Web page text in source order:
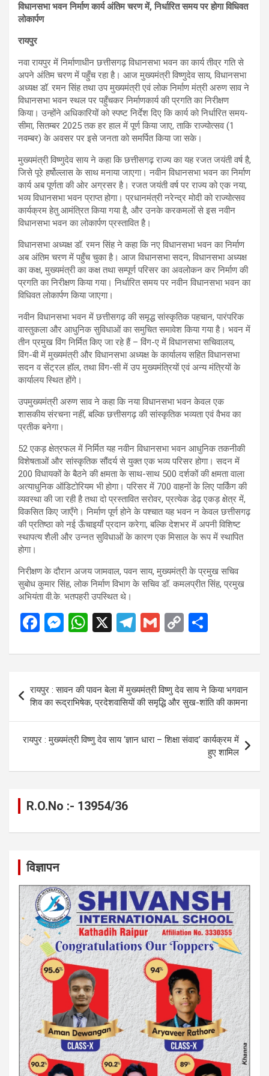
विधानसभा भवन निर्माण कार्य अंतिम चरण में, निर्धारित समय पर होगा विधिवत
लोकार्पण
रायपुर
नवा रायपुर में निर्माणाधीन छत्तीसगढ़ विधानसभा भवन का कार्य तीव्र गति से
अपने अंतिम चरण में पहुँच रहा है। आज मुख्यमंत्री विष्णुदेव साय, विधानसभा
अध्यक्ष डॉ. रमन सिंह तथा उप मुख्यमंत्री एवं लोक निर्माण मंत्री अरुण साव ने
विधानसभा भवन स्थल पर पहुँचकर निर्माणकार्य की प्रगति का निरीक्षण
किया। उन्होंने अधिकारियों को स्पष्ट निर्देश दिए कि कार्य को निर्धारित समय-
सीमा, सितम्बर 2025 तक हर हाल में पूर्ण किया जाए, ताकि राज्योत्सव (1
नवम्बर) के अवसर पर इसे जनता को समर्पित किया जा सके।
मुख्यमंत्री विष्णुदेव साय ने कहा कि छत्तीसगढ़ राज्य का यह रजत जयंती वर्ष है,
जिसे पूरे हर्षोल्लास के साथ मनाया जाएगा। नवीन विधानसभा भवन का निर्माण
कार्य अब पूर्णता की ओर अग्रसर है। रजत जयंती वर्ष पर राज्य को एक नया,
भव्य विधानसभा भवन प्राप्त होगा। प्रधानमंत्री नरेन्द्र मोदी को राज्योत्सव
कार्यक्रम हेतु आमंत्रित किया गया है, और उनके करकमलों से इस नवीन
विधानसभा भवन का लोकार्पण प्रस्तावित है।
विधानसभा अध्यक्ष डॉ. रमन सिंह ने कहा कि नए विधानसभा भवन का निर्माण
अब अंतिम चरण में पहुँच चुका है। आज विधानसभा सदन, विधानसभा अध्यक्ष
का कक्ष, मुख्यमंत्री का कक्ष तथा सम्पूर्ण परिसर का अवलोकन कर निर्माण की
प्रगति का निरीक्षण किया गया। निर्धारित समय पर नवीन विधानसभा भवन का
विधिवत लोकार्पण किया जाएगा।
नवीन विधानसभा भवन में छत्तीसगढ़ की समृद्ध सांस्कृतिक पहचान, पारंपरिक
वास्तुकला और आधुनिक सुविधाओं का समुचित समावेश किया गया है। भवन में
तीन प्रमुख विंग निर्मित किए जा रहे हैं – विंग-ए में विधानसभा सचिवालय,
विंग-बी में मुख्यमंत्री और विधानसभा अध्यक्ष के कार्यालय सहित विधानसभा
सदन व सेंट्रल हॉल, तथा विंग-सी में उप मुख्यमंत्रियों एवं अन्य मंत्रियों के
कार्यालय स्थित होंगे।
उपमुख्यमंत्री अरुण साव ने कहा कि नया विधानसभा भवन केवल एक
शासकीय संरचना नहीं, बल्कि छत्तीसगढ़ की सांस्कृतिक भव्यता एवं वैभव का
प्रतीक बनेगा।
52 एकड़ क्षेत्रफल में निर्मित यह नवीन विधानसभा भवन आधुनिक तकनीकी
विशेषताओं और सांस्कृतिक सौंदर्य से युक्त एक भव्य परिसर होगा। सदन में
200 विधायकों के बैठने की क्षमता के साथ-साथ 500 दर्शकों की क्षमता वाला
अत्याधुनिक ऑडिटोरियम भी होगा। परिसर में 700 वाहनों के लिए पार्किंग की
व्यवस्था की जा रही है तथा दो प्रस्तावित सरोवर, प्रत्येक डेढ़ एकड़ क्षेत्र में,
विकसित किए जाएँगे। निर्माण पूर्ण होने के पश्चात यह भवन न केवल छत्तीसगढ़
की प्रतिष्ठा को नई ऊँचाइयाँ प्रदान करेगा, बल्कि देशभर में अपनी विशिष्ट
स्थापत्य शैली और उन्नत सुविधाओं के कारण एक मिसाल के रूप में स्थापित
होगा।
निरीक्षण के दौरान अजय जामवाल, पवन साय, मुख्यमंत्री के प्रमुख सचिव
सुबोध कुमार सिंह, लोक निर्माण विभाग के सचिव डॉ. कमलप्रीत सिंह, प्रमुख
अभियंता वी.के. भतपहरी उपस्थित थे।
F
ce
o
o
k
M
se
g
er
W
at
A
p
p
X
T
e
gr
a
m
G
ail
C
py
n
k
ar
e
navigation
रायपुर : सावन की पावन बेला में मुख्यमंत्री विष्णु देव साय ने किया भगवान
शिव का रूद्राभिषेक, प्रदेशवासियों की समृद्धि और सुख-शांति की कामना
रायपुर : मुख्यमंत्री विष्णु देव साय ‘ज्ञान धारा – शिक्षा संवाद’ कार्यक्रम में
हुए शामिल
R.O.No :- 13954/36
विज्ञापन